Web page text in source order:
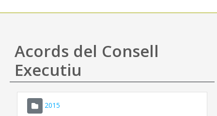
Utilitats
Ajuda
Acords del Consell
Executiu
2015